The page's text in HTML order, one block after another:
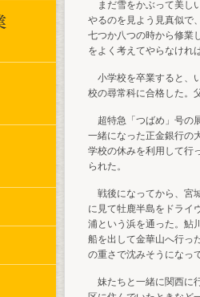
まだ雪をかぶって美し
やるのを見よう見真似で
七つか八つの時から修業
をよく考えてやらなけれ
小学校を卒業すると、
校の尋常科に合格した。
超特急「つばめ」号の
一緒になった正金銀行の
学校の休みを利用して行
られた。
戦後になってから、宮
に見て牡鹿半島をドライ
浦という浜を通った。鮎
船を出して金華山へ行っ
の重さで沈みそうになっ
妹たちと一緒に関西に